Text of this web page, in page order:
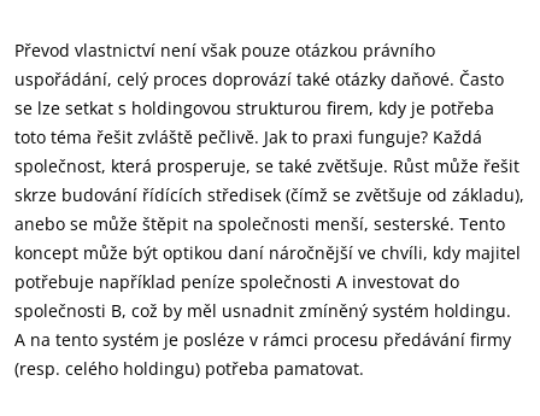
Převod vlastnictví není však pouze otázkou právního
uspořádání, celý proces doprovází také otázky daňové. Často
se lze setkat s holdingovou strukturou firem, kdy je potřeba
toto téma řešit zvláště pečlivě. Jak to praxi funguje? Každá
společnost, která prosperuje, se také zvětšuje. Růst může řešit
skrze budování řídících středisek (čímž se zvětšuje od základu),
anebo se může štěpit na společnosti menší, sesterské. Tento
koncept může být optikou daní náročnější ve chvíli, kdy majitel
potřebuje například peníze společnosti A investovat do
společnosti B, což by měl usnadnit zmíněný systém holdingu.
A na tento systém je posléze v rámci procesu předávání firmy
(resp. celého holdingu) potřeba pamatovat.